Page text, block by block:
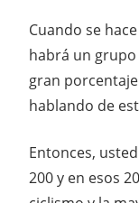
Cuando se
habrá un
gran
hablando de
Entonces,
200 y en esos